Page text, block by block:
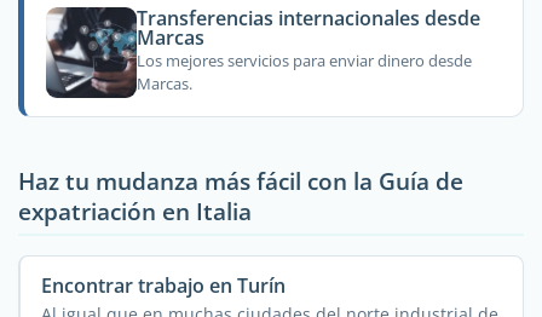
Transferencias internacionales desde
Marcas
Los mejores servicios para enviar dinero desde
Marcas.
Haz tu mudanza más fácil con la Guía de
expatriación en Italia
Encontrar trabajo en Turín